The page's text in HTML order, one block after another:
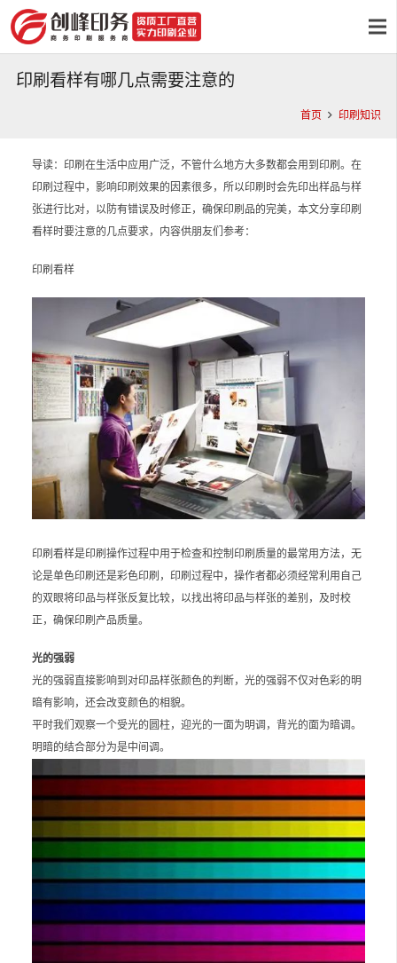
印刷看样有哪几点需要注意的
首页 印刷知识
导读：印刷在生活中应用广泛，不管什么地方大多数都会用到印刷。在
印刷过程中，影响印刷效果的因素很多，所以印刷时会先印出样品与样
张进行比对，以防有错误及时修正，确保印刷品的完美，本文分享印刷
看样时要注意的几点要求，内容供朋友们参考：
印刷看样
印刷看样是印刷操作过程中用于检查和控制印刷质量的最常用方法，无
论是单色印刷还是彩色印刷，印刷过程中，操作者都必须经常利用自己
的双眼将印品与样张反复比较，以找出将印品与样张的差别，及时校
正，确保印刷产品质量。
光的强弱
光的强弱直接影响到对印品样张颜色的判断，光的强弱不仅对色彩的明
暗有影响，还会改变颜色的相貌。
平时我们观察一个受光的圆柱，迎光的一面为明调，背光的面为暗调。
明暗的结合部分为是中间调。